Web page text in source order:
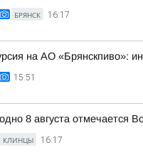
БРЯНСК 16:17
на АО «Брянскпиво»:
15:51
8 августа
КЛИНЦЫ 16:17